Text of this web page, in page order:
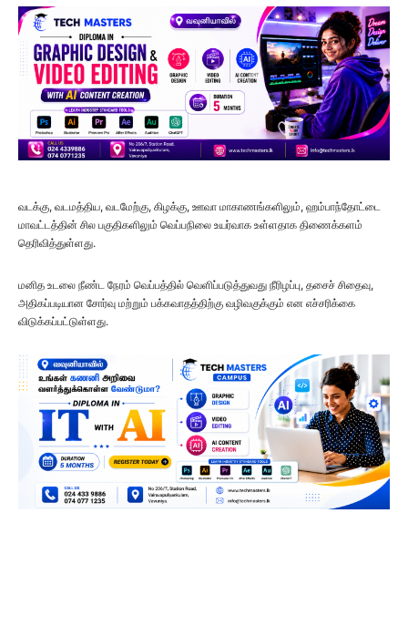
வடக்கு, வடமத்திய, வடமேற்கு, கிழக்கு, ஊவா மாகாணங்களிலும், ஹம்பாந்தோட்டை
மாவட்டத்தின் சில பகுதிகளிலும் வெப்பநிலை உயர்வாக உள்ளதாக திணைக்களம்
தெரிவித்துள்ளது.
மனித உடலை நீண்ட நேரம் வெப்பத்தில் வெளிப்படுத்துவது நீரிழப்பு, தசைச் சிதைவு,
அதிகப்படியான சோர்வு மற்றும் பக்கவாதத்திற்கு வழிவகுக்கும் என எச்சரிக்கை
விடுக்கப்பட்டுள்ளது.